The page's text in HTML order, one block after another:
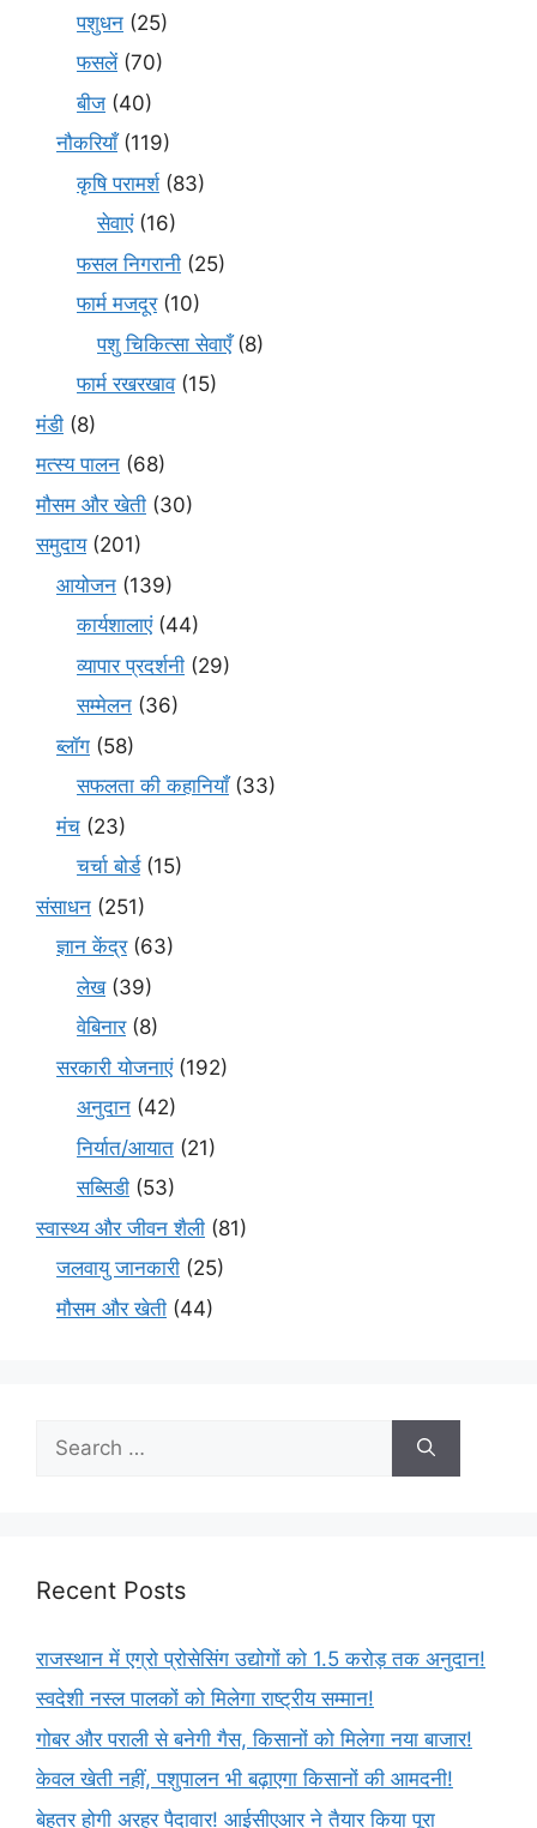
पशुधन (25)
फसलें(70)
बीज (40)
नौकरियाँ(119)
कृषि परामर्श(83)
सेवाएं(16)
फसल निगरानी (25)
फार्म मजदूर(10)
पशु चिकित्सा सेवाएँ(8)
फार्म रखरखाव(15)
मंडी (8)
मत्स्य पालन (68)
मौसम और खेती (30)
समुदाय(201)
आयोजन (139)
कार्यशालाएं(44)
व्यापार प्रदर्शनी (29)
सम्मेलन (36)
ब्लॉग (58)
सफलता की कहानियाँ(33)
मंच (23)
चर्चा बोर्ड(15)
संसाधन (251)
ज्ञान केंद्र(63)
लेख(39)
वेबिनार(8)
सरकारी योजनाएं(192)
अनुदान (42)
निर्यात/आयात (21)
सब्सिडी (53)
स्वास्थ्य और जीवन शैली (81)
जलवायु जानकारी (25)
मौसम और खेती (44)
Recent Posts
राजस्थान में एग्रो प्रोसेसिंग उद्योगों को 1.5 करोड़ तक अनुदान!
स्वदेशी नस्ल पालकों को मिलेगा राष्ट्रीय सम्मान!
गोबर और पराली से बनेगी गैस, किसानों को मिलेगा नया बाजार!
केवल खेती नहीं, पशुपालन भी बढ़ाएगा किसानों की आमदनी!
बेहतर होगी अरहर पैदावार! आईसीएआर ने तैयार किया पूरा